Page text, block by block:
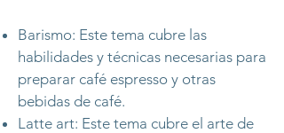
Barismo: Este tema cubre las
habilidades y técnicas necesarias para
preparar café espresso y otras
bebidas de café.
Latte art: Este tema cubre el arte de